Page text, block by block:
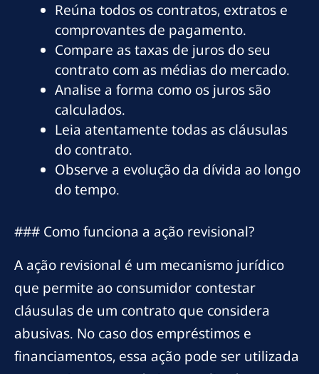
Reúna todos os contratos, extratos e
comprovantes de pagamento.
Compare as taxas de juros do seu
contrato com as médias do mercado.
Analise a forma como os juros são
calculados.
Leia atentamente todas as cláusulas
do contrato.
Observe a evolução da dívida ao longo
do tempo.
### Como funciona a ação revisional?
A ação revisional é um mecanismo jurídico
que permite ao consumidor contestar
cláusulas de um contrato que considera
abusivas. No caso dos empréstimos e
financiamentos, essa ação pode ser utilizada